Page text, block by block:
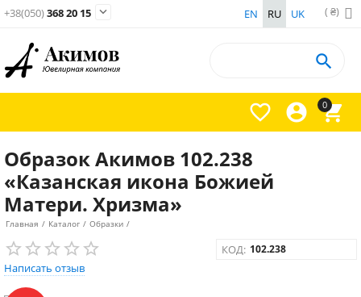
( ₴)
EN RU UK
+38(050)368 20 15 
0




Образок Акимов 102.238
«Казанская икона Божией
Матери. Хризма»
Главная / Каталог / Образки /
Написать отзыв
КОД: 102.238